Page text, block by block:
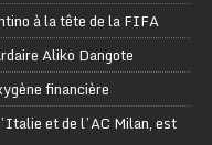
à la tête de la FIFA
Aliko Dangote
financière
et de l’AC Milan, est